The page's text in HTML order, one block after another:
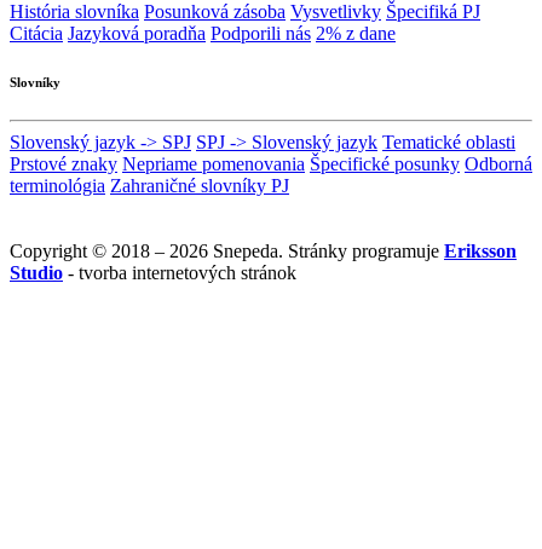
História slovníka Posunková zásoba Vysvetlivky Špecifiká PJ
Citácia Jazyková poradňa Podporili nás 2% z dane
Slovníky
Slovenský jazyk -> SPJ SPJ -> Slovenský jazyk Tematické oblasti
Prstové znaky Nepriame pomenovania Špecifické posunky Odborná
terminológia Zahraničné slovníky PJ
Copyright © 2018 – 2026 Snepeda. Stránky programuje Eriksson
Studio - tvorba internetových stránok